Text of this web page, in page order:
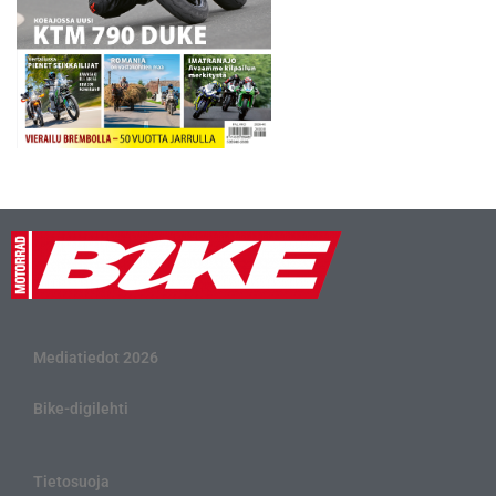
Mediatiedot 2026
Bike-digilehti
Tietosuoja